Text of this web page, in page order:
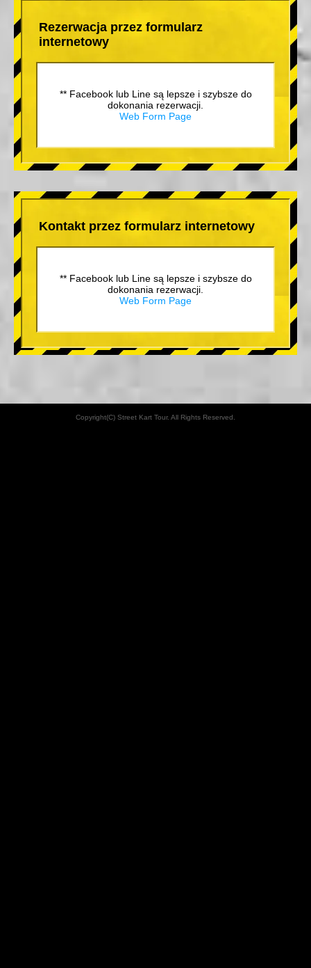
Rezerwacja przez formularz
internetowy
** Facebook lub Line są lepsze i szybsze do
dokonania rezerwacji.
Web Form Page
Kontakt przez formularz internetowy
** Facebook lub Line są lepsze i szybsze do
dokonania rezerwacji.
Web Form Page
Copyright(C) Street Kart Tour. All Rights Reserved.